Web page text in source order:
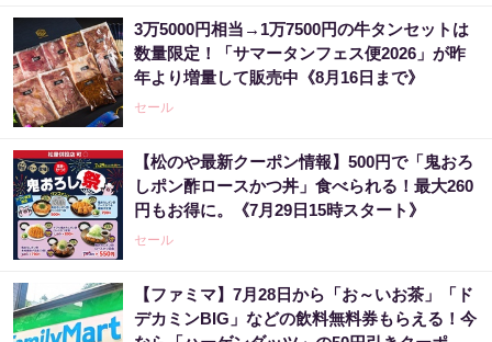
3万5000円相当→1万7500円の牛タンセットは
数量限定！「サマータンフェス便2026」が昨
年より増量して販売中《8月16日まで》
セール
【松のや最新クーポン情報】500円で「鬼おろ
しポン酢ロースかつ丼」食べられる！最大260
円もお得に。《7月29日15時スタート》
セール
【ファミマ】7月28日から「お～いお茶」「ド
デカミンBIG」などの飲料無料券もらえる！今